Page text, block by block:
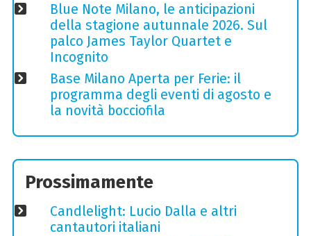
Blue Note Milano, le anticipazioni
della stagione autunnale 2026. Sul
palco James Taylor Quartet e
Incognito
Base Milano Aperta per Ferie: il
programma degli eventi di agosto e
la novità bocciofila
Prossimamente
Candlelight: Lucio Dalla e altri
cantautori italiani